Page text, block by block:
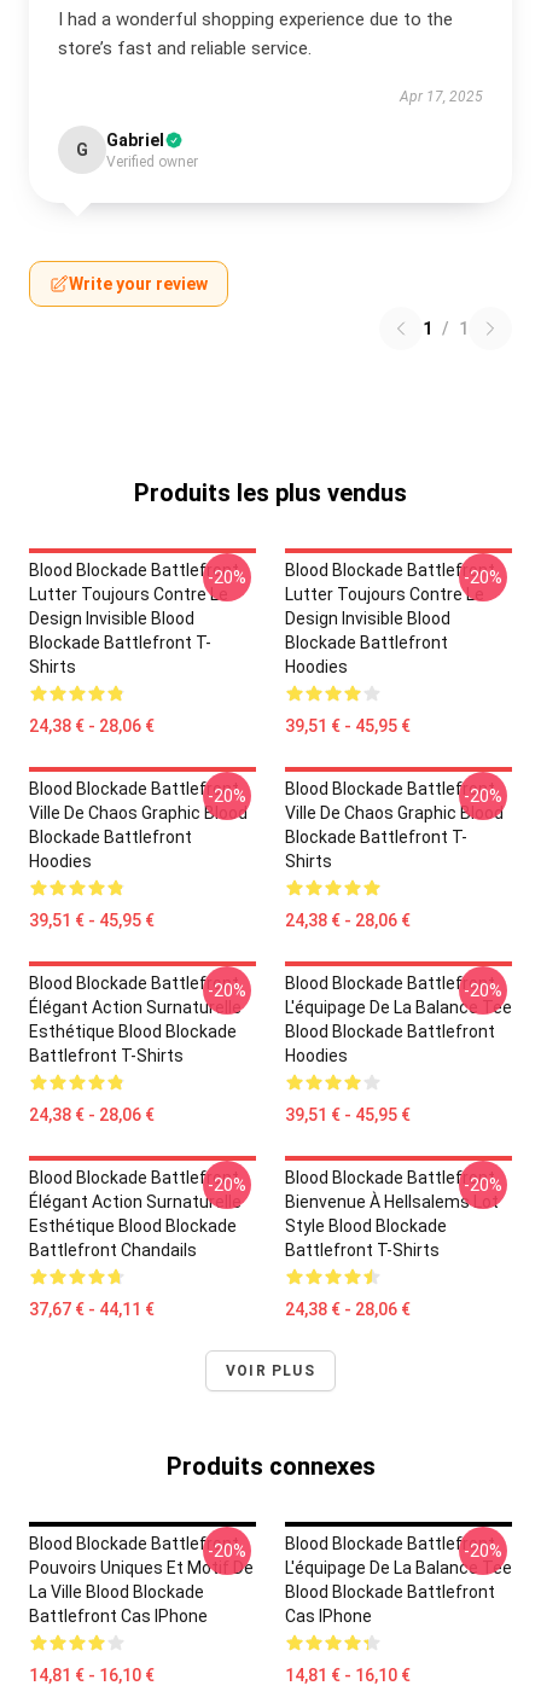
I had a wonderful shopping experience due to the
store’s fast and reliable service.
Apr 17, 2025
G Gabriel
Verified owner
Write your review
1 / 1
Produits les plus vendus
Blood Blockade Battlefront
Lutter Toujours Contre Le
Design Invisible Blood
Blockade Battlefront T-
Shirts
24,38 € - 28,06 €
-20%
Blood Blockade Battlefront
Lutter Toujours Contre Le
Design Invisible Blood
Blockade Battlefront
Hoodies
39,51 € - 45,95 €
-20%
Blood Blockade Battlefront
Ville De Chaos Graphic Blood
Blockade Battlefront
Hoodies
39,51 € - 45,95 €
-20%
Blood Blockade Battlefront
Ville De Chaos Graphic Blood
Blockade Battlefront T-
Shirts
24,38 € - 28,06 €
-20%
Blood Blockade Battlefront
Élégant Action Surnaturelle
Esthétique Blood Blockade
Battlefront T-Shirts
24,38 € - 28,06 €
-20%
Blood Blockade Battlefront
L'équipage De La Balance Tee
Blood Blockade Battlefront
Hoodies
39,51 € - 45,95 €
-20%
Blood Blockade Battlefront
Élégant Action Surnaturelle
Esthétique Blood Blockade
Battlefront Chandails
37,67 € - 44,11 €
-20%
Blood Blockade Battlefront
Bienvenue À Hellsalems Lot
Style Blood Blockade
Battlefront T-Shirts
24,38 € - 28,06 €
-20%
VOIR PLUS
Produits connexes
Blood Blockade Battlefront
Pouvoirs Uniques Et Motif De
La Ville Blood Blockade
Battlefront Cas IPhone
14,81 € - 16,10 €
-20%
Blood Blockade Battlefront
L'équipage De La Balance Tee
Blood Blockade Battlefront
Cas IPhone
14,81 € - 16,10 €
-20%